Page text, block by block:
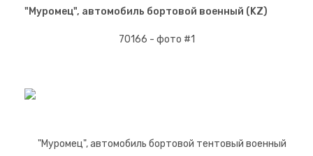
"Муромец", автомобиль бортовой военный (KZ)